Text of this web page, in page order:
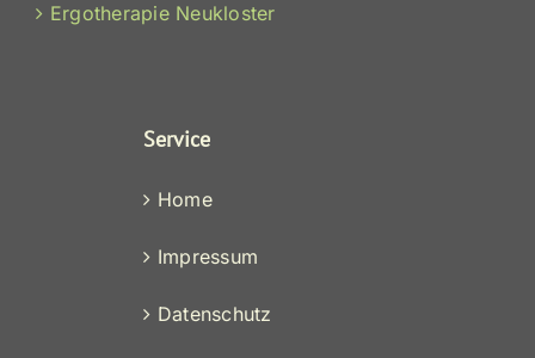
Ergotherapie Neukloster
Service
Home
Impressum
Datenschutz